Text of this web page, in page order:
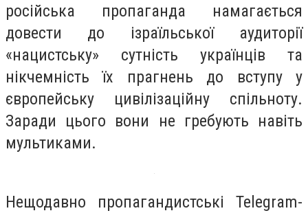
російська пропаганда намагається
довести до ізраїльської аудиторії
«нацистську» сутність українців та
нікчемність їх прагнень до вступу у
європейську цивілізаційну спільноту.
Заради цього вони не гребують навіть
мультиками.
Нещодавно пропагандистські Telegram-